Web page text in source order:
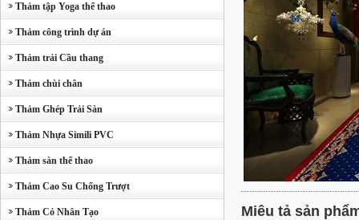
Thảm tập Yoga thể thao
Thảm công trình dự án
Thảm trải Cầu thang
Thảm chùi chân
Thảm Ghép Trải Sàn
Thảm Nhựa Simili PVC
Thảm sàn thể thao
Thảm Cao Su Chống Trượt
Thảm Cỏ Nhân Tạo Miêu tả sản